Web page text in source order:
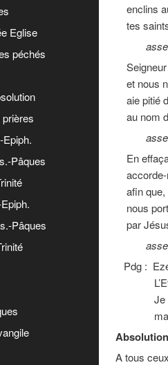
enclins
tes
Seigneur
et nous
aie pitié
au nom
En
accorde-
afin que,
nous
par
Pdg :
Je ne
mais
Absolution
A tous
Eglise
péchés
Pâques
Pâques